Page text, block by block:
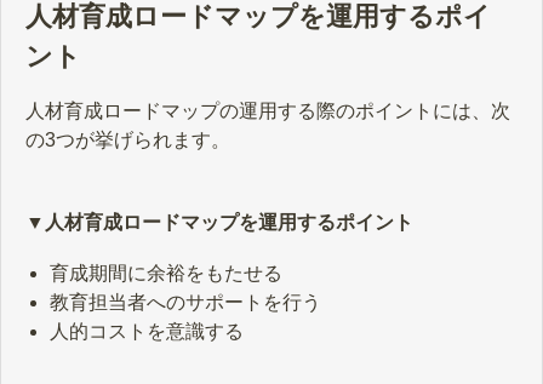
人材育成ロードマップを運用するポイ
ント
人材育成ロードマップの運用する際のポイントには、次
の3つが挙げられます。
▼人材育成ロードマップを運用するポイント
育成期間に余裕をもたせる
教育担当者へのサポートを行う
人的コストを意識する